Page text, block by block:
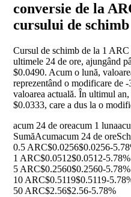
conversie de la
cursului de schimb
Cursul de schimb de la 1
ultimele 24 de ore, ajungând
$0.0490. Acum o lună,
reprezentând o modificare de -
valoarea actuală. În ultimul
$0.0333, care a dus la o
acum 24 de oreacum 1 luna
SumăAcumacum 24 de ore
0.5 ARC$0.0256$0.0256-
1 ARC$0.0512$0.0512-5.78%
5 ARC$0.2560$0.2560-5.78%
10 ARC$0.5119$0.5119-
50 ARC$2.56$2.56-5.78%